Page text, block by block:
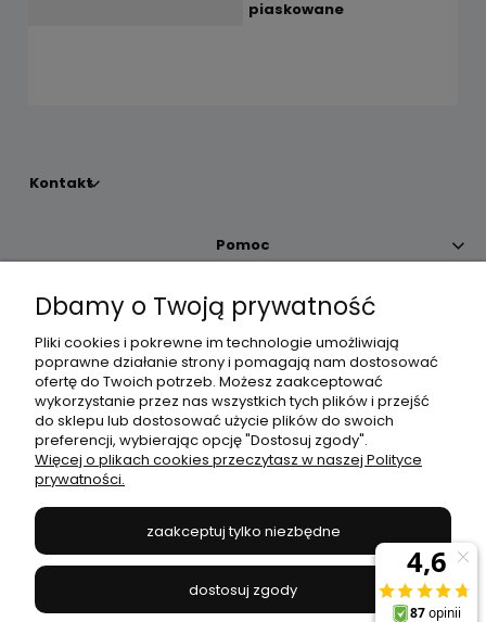
piaskowane
Kontakt
Pomoc
Moje konto
Płatności i dostawa
Informacje
JANEX
669-050-03-43
504 545 749//E-mail:sklep@janexmarket.pl
Dbamy o Twoją prywatność
Pliki cookies i pokrewne im technologie umożliwiają
poprawne działanie strony i pomagają nam dostosować
ofertę do Twoich potrzeb. Możesz zaakceptować
wykorzystanie przez nas wszystkich tych plików i przejść
do sklepu lub dostosować użycie plików do swoich
preferencji, wybierając opcję "Dostosuj zgody".
Więcej o plikach cookies przeczytasz w naszej Polityce
prywatności.
zaakceptuj tylko niezbędne
dostosuj zgody